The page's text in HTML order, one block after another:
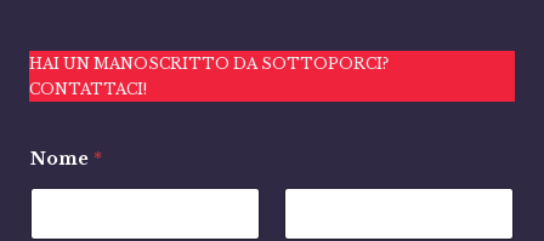
HAI UN MANOSCRITTO DA SOTTOPORCI?
CONTATTACI!
Nome *